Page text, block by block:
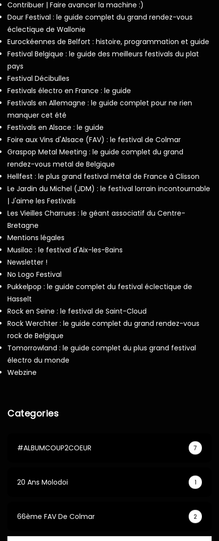
Contribuer | Faire avancer la machine :)
Dour Festival : le guide complet du grand rendez-vous
éclectique de Wallonie
Eurockéennes de Belfort : histoire, programmation et guide
Festival Belgique : le guide des meilleurs festivals du plat
pays
Festival Décibulles
Festivals électro en France : le guide
Festivals en Allemagne : le guide complet pour ne rien
manquer cet été
Festivals en Alsace : le guide
Foire aux Vins d'Alsace (FAV) : le festival de Colmar
Graspop Metal Meeting : le guide complet du grand
rendez-vous metal de Belgique
Hellfest : le plus grand festival métal de France à Clisson
Le Jardin du Michel (JDM) : le festival lorrain incontournable
| J'aime les Festivals
Les Vieilles Charrues : le géant associatif du Centre-
Bretagne
Mentions légales
Musilac : le festival d'Aix-les-Bains
Newsletter !
No Logo Festival
Pukkelpop : le guide complet du festival éclectique de
Hasselt
Rock en Seine : le festival de Saint-Cloud
Rock Werchter : le guide complet du grand rendez-vous
rock de Belgique
Tomorrowland : le guide complet du plus grand festival
électro du monde
Webzine
Categories
#ALBUMCOUP2COEUR 7
20 Ans Molodoi 1
66ème FAV De Colmar 2